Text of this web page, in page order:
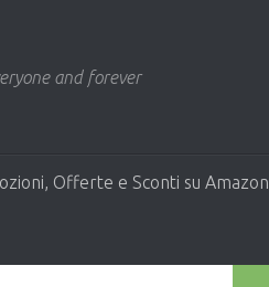
and forever
Offerte e Sconti su Amazon